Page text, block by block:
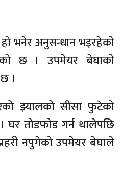
भनेर अनुसन्धान भइरहेको
छ । उपमेयर बेघाको
।
झ्यालको सीसा फुटेको
घर तोडफोड गर्न थालेपछि
नपुगेको उपमेयर बेघाले